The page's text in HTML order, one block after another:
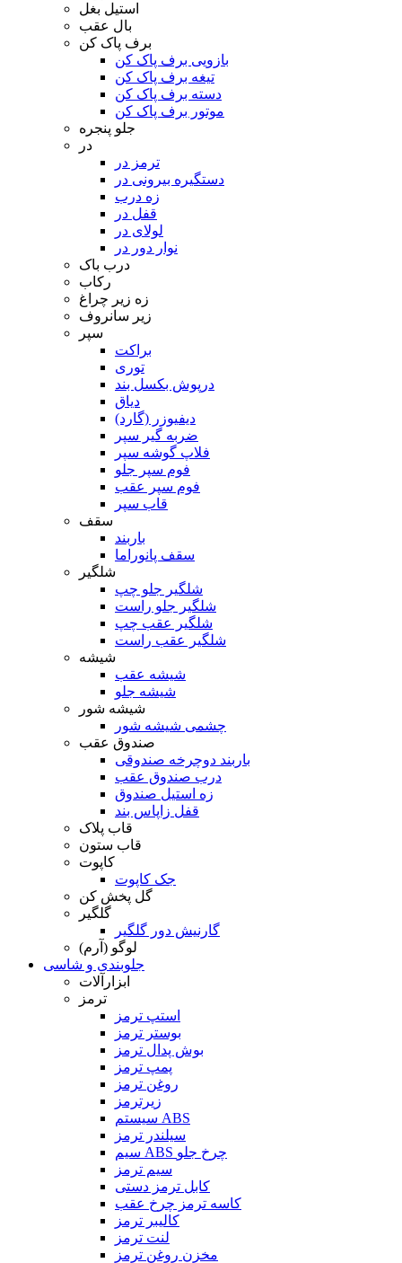
استیل بغل
بال عقب
برف پاک کن
بازویی برف پاک کن
تیغه برف پاک کن
دسته برف پاک کن
موتور برف پاک کن
جلو پنجره
در
ترمز در
دستگیره بیرونی در
زه درب
قفل در
لولای در
نوار دور در
درب باک
رکاب
زه زیر چراغ
زیر سانروف
سپر
براکت
توری
درپوش بکسل بند
دیاق
دیفیوزر (گارد)
ضربه گیر سپر
فلاپ گوشه سپر
فوم سپر جلو
فوم سپر عقب
قاب سپر
سقف
باربند
سقف پانوراما
شلگیر
شلگیر جلو چپ
شلگیر جلو راست
شلگیر عقب چپ
شلگیر عقب راست
شیشه
شیشه عقب
شیشه جلو
شیشه شور
چشمی شیشه شور
صندوق عقب
باربند دوچرخه صندوقی
درب صندوق عقب
زه استیل صندوق
قفل زاپاس بند
قاب پلاک
قاب ستون
کاپوت
جک کاپوت
گل پخش کن
گلگیر
گارنیش دور گلگیر
لوگو (آرم)
جلوبندی و شاسی
ابزارآلات
ترمز
استپ ترمز
بوستر ترمز
بوش پدال ترمز
پمپ ترمز
روغن ترمز
زیرترمز
سیستم ABS
سیلندر ترمز
سیم ABS چرخ جلو
سیم ترمز
کابل ترمز دستی
کاسه ترمز چرخ عقب
کالیبر ترمز
لنت ترمز
مخزن روغن ترمز